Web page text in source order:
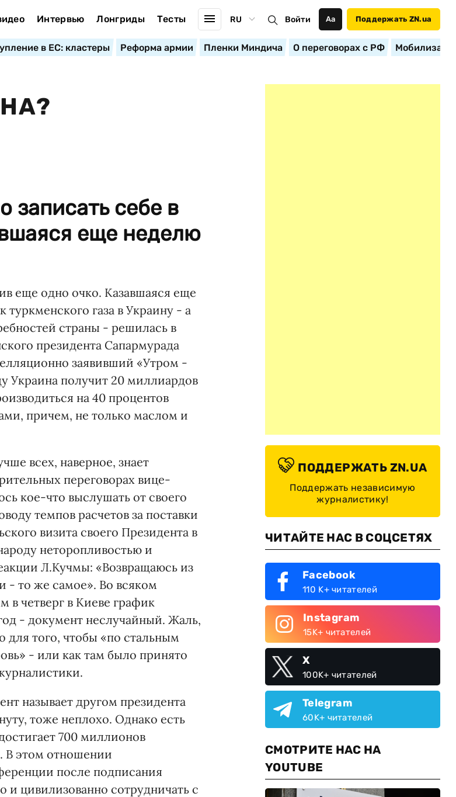
Интервью Лонгриды Тесты RU Войти Аа Поддержать ZN.ua
в ЕС: кластеры Реформа армии Пленки Миндича О переговорах с РФ
себе в
еще неделю
еще одно очко. Казавшаяся еще
газа в Украину - а
страны - решилась в
президента Сапармурада
заявивший «Утром -
Украина получит 20 миллиардов
на 40 процентов
причем, не только маслом и
всех, наверное, знает
переговорах вице-
кое-что выслушать от своего
темпов расчетов за поставки
визита своего Президента в
неторопливостью и
Л.Кучмы: «Возвращаюсь из
- то же самое». Во всяком
четверг в Киеве график
- документ неслучайный. Жаль,
для того, чтобы «по стальным
- или как там было принято
называет другом президента
тоже неплохо. Однако есть
700 миллионов
В этом отношении
после подписания
и цивилизованно сотрудничать с
ПОДДЕРЖАТЬ ZN.UA
Поддержать независимую
журналистику!
ЧИТАЙТЕ НАС В СОЦСЕТЯХ
Facebook
110 K+ читателей
Instagram
15K+ читателей
X
100K+ читателей
Telegram
60K+ читателей
СМОТРИТЕ НАС НА
YOUTUBE